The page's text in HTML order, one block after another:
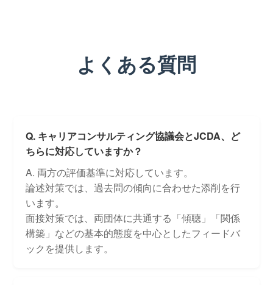
よくある質問
Q. キャリアコンサルティング協議会とJCDA、ど
ちらに対応していますか？
A. 両方の評価基準に対応しています。
論述対策では、過去問の傾向に合わせた添削を行
います。
面接対策では、両団体に共通する「傾聴」「関係
構築」などの基本的態度を中心としたフィードバ
ックを提供します。